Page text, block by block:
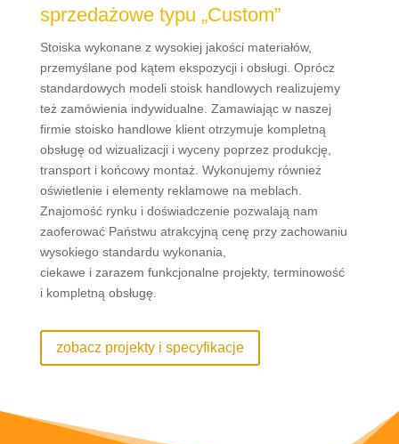
sprzedażowe typu „Custom”
Stoiska wykonane z wysokiej jakości materiałów,
przemyślane pod kątem ekspozycji i obsługi. Oprócz
standardowych modeli stoisk handlowych realizujemy
też zamówienia indywidualne. Zamawiając w naszej
firmie stoisko handlowe klient otrzymuje kompletną
obsługę od wizualizacji i wyceny poprzez produkcję,
transport i końcowy montaż. Wykonujemy również
oświetlenie i elementy reklamowe na meblach.
Znajomość rynku i doświadczenie pozwalają nam
zaoferować Państwu atrakcyjną cenę przy zachowaniu
wysokiego standardu wykonania,
ciekawe i zarazem funkcjonalne projekty, terminowość
i kompletną obsługę.
zobacz projekty i specyfikacje